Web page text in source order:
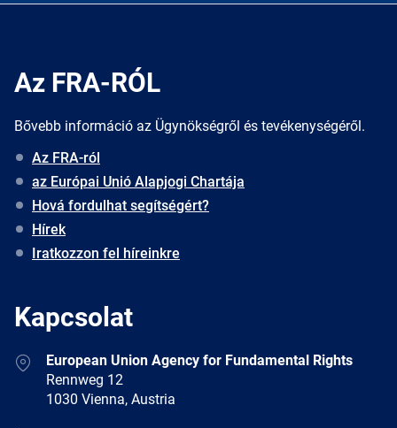
Az FRA-RÓL
Bővebb információ az Ügynökségről és tevékenységéről.
Az FRA-ról
az Európai Unió Alapjogi Chartája
Hová fordulhat segítségért?
Hírek
Iratkozzon fel híreinkre
Kapcsolat
AddressEuropean Union Agency for Fundamental Rights
Rennweg 12
1030 Vienna, Austria